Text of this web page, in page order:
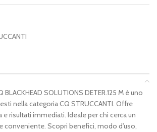
BLACKHEAD SOLUTIONS DETER.125 M è uno
nella categoria CQ STRUCCANTI. Offre
e risultati immediati. Ideale per chi cerca un
Scopri benefici, modo d’uso,